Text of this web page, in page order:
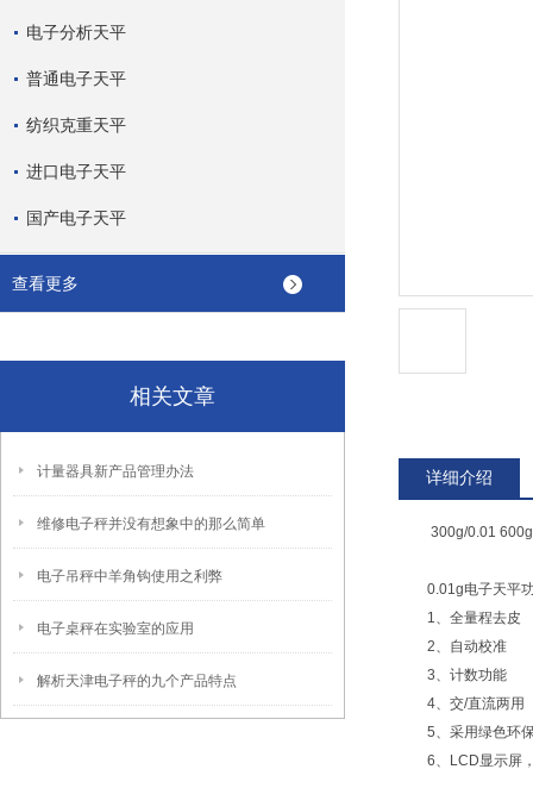
电子分析天平
普通电子天平
纺织克重天平
进口电子天平
国产电子天平
查看更多
相关文章
计量器具新产品管理办法
维修电子秤并没有想象中的那么简单
电子吊秤中羊角钩使用之利弊
电子桌秤在实验室的应用
解析天津电子秤的九个产品特点
详细介绍
300g/0.01 600g/
0.01g电子天平
1、全量程去皮
2、自动校准
3、计数功能
4、交/直流两用
5、采用绿色环保
6、LCD显示屏，